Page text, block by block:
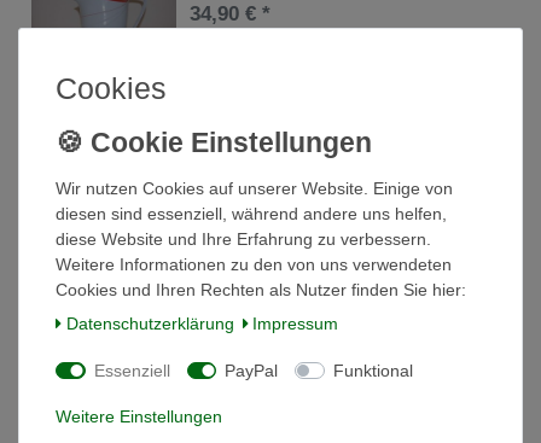
34,90 € *
Hutschenreuther
62,00 € *
In den Warenkorb
* inkl. ges. MwSt.zzgl.Versandkosten
Untertasse 14,5 cm Maxim's Maxims Bistrot
6,91 € *
Cookies
Wir nutzen Cookies auf unserer Website. Einige von
diesen sind essenziell, während andere uns helfen,
diese Website und Ihre Erfahrung zu verbessern.
Weitere Informationen zu den von uns verwendeten
Cookies und Ihren Rechten als Nutzer finden Sie hier:
Daten­schutz­erklärung
Impressum
Essenziell PayPal Funktional
Weitere Einstellungen